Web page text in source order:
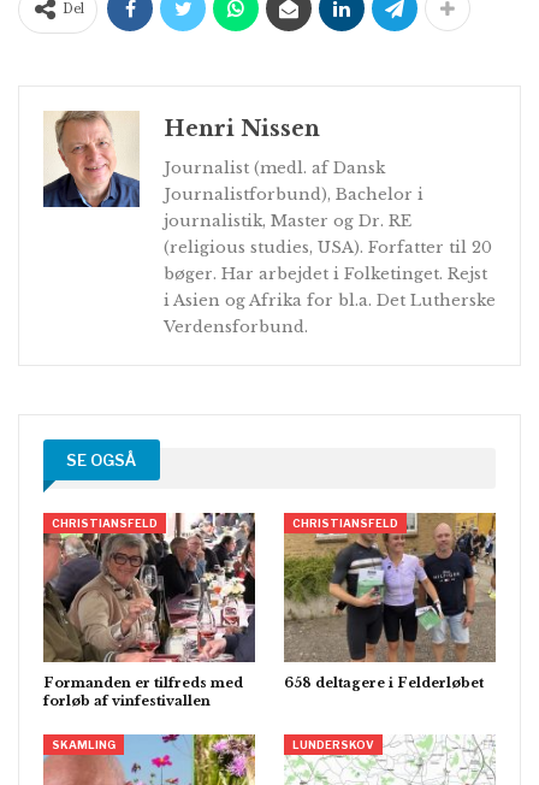
Del
Henri Nissen
Journalist (medl. af Dansk
Journalistforbund), Bachelor i
journalistik, Master og Dr. RE
(religious studies, USA). Forfatter til 20
bøger. Har arbejdet i Folketinget. Rejst
i Asien og Afrika for bl.a. Det Lutherske
Verdensforbund.
SE OGSÅ
CHRISTIANSFELD
Formanden er tilfreds med
forløb af vinfestivallen
CHRISTIANSFELD
658 deltagere i Felderløbet
SKAMLING LUNDERSKOV